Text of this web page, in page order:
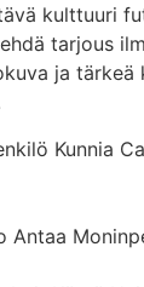
kulttuuri
tarjous
ja tärkeä
Kunnia
Antaa